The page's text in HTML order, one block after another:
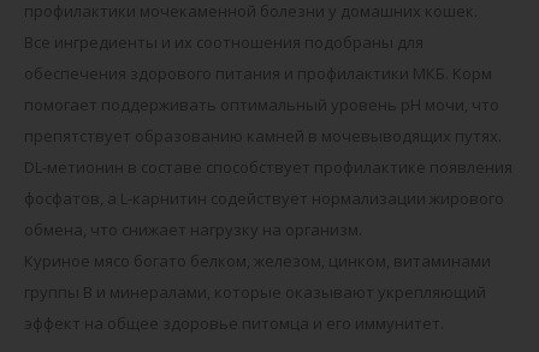
профилактики мочекаменной болезни у домашних кошек.
Все ингредиенты и их соотношения подобраны для
обеспечения здорового питания и профилактики МКБ. Корм
помогает поддерживать оптимальный уровень pH мочи, что
препятствует образованию камней в мочевыводящих путях.
DL-метионин в составе способствует профилактике появления
фосфатов, а L-карнитин содействует нормализации жирового
обмена, что снижает нагрузку на организм.
Куриное мясо богато белком, железом, цинком, витаминами
группы В и минералами, которые оказывают укрепляющий
эффект на общее здоровье питомца и его иммунитет.